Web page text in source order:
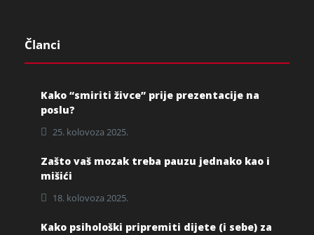
Članci
Kako “smiriti živce” prije prezentacije na
poslu?
25. kolovoza 2025.
Zašto vaš mozak treba pauzu jednako kao i
mišići
18. kolovoza 2025.
Kako psihološki pripremiti dijete (i sebe) za